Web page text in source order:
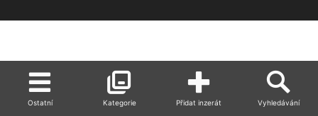
Kategorie
Ostatní Přidat inzerát Vyhledávání